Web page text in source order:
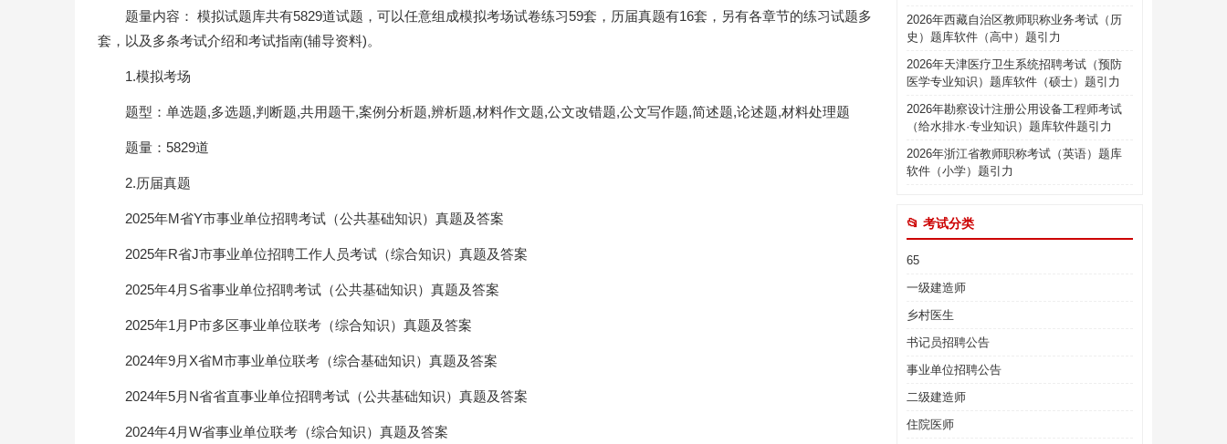
题量内容： 模拟试题库共有5829道试题，可以任意组成模拟考场试卷练习59套，历届真题有16套，另有各章节的练习试题多
套，以及多条考试介绍和考试指南(辅导资料)。
1.模拟考场
题型：单选题,多选题,判断题,共用题干,案例分析题,辨析题,材料作文题,公文改错题,公文写作题,简述题,论述题,材料处理题
题量：5829道
2.历届真题
2025年M省Y市事业单位招聘考试（公共基础知识）真题及答案
2025年R省J市事业单位招聘工作人员考试（综合知识）真题及答案
2025年4月S省事业单位招聘考试（公共基础知识）真题及答案
2025年1月P市多区事业单位联考（综合知识）真题及答案
2024年9月X省M市事业单位联考（综合基础知识）真题及答案
2024年5月N省省直事业单位招聘考试（公共基础知识）真题及答案
2024年4月W省事业单位联考（综合知识）真题及答案
2026年西藏自治区教师职称业务考试（历
史）题库软件（高中）题引力
2026年天津医疗卫生系统招聘考试（预防
医学专业知识）题库软件（硕士）题引力
2026年勘察设计注册公用设备工程师考试
（给水排水·专业知识）题库软件题引力
2026年浙江省教师职称考试（英语）题库
软件（小学）题引力
📂 考试分类
65
一级建造师
乡村医生
书记员招聘公告
事业单位招聘公告
二级建造师
住院医师